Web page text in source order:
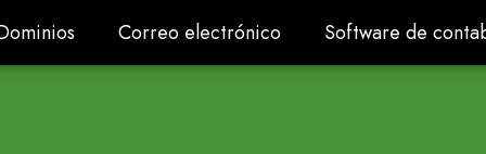
Correo electrónico
Correo electrónico Software de
Software de